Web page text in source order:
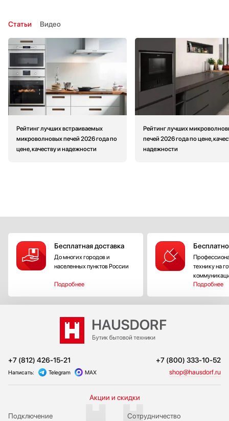
Статьи Видео
Рейтинг лучших встраиваемых
микроволновых печей 2026 года по
цене, качеству и надежности
Рейтинг лучших
печей 2026 года по цене,
надежности
Бесплатная доставка
До многих городов и
населенных пунктов России
Подробнее
технику на
Подробнее
+7 (812) 426-15-21 +7 (800) 333-10-52
Написать: Telegram MAX shop@hausdorf.ru
Акции и скидки
Подключение Сотрудничество